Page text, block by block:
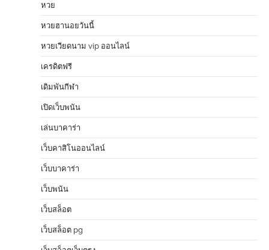
หวย
หวยฮานอยวันนี้
หวยเวียดนาม vip ออนไลน์
เครดิตฟรี
เดิมพันกีฬา
เปิดเว็บพนัน
เล่นบาคาร่า
เว็บคาสิโนออนไลน์
เว็บบาคาร่า
เว็บพนัน
เว็บสล็อต
เว็บสล็อต pg